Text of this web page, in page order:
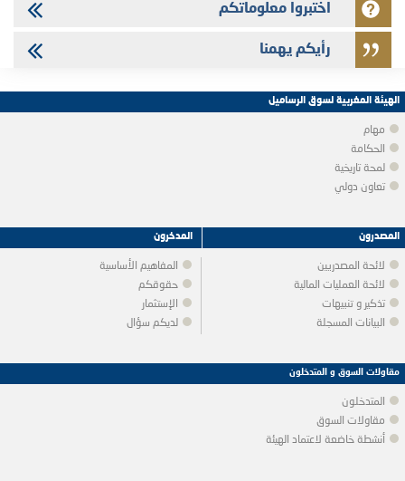
اختبروا معلوماتكم
رأيكم يهمنا
الهيئة المغربية لسوق الرساميل
مهام
الحكامة
لمحة تاريخية
تعاون دولي
المدخرون
المفاهيم الأساسية
حقوقكم
الإستثمار
لديكم سؤال
المصدرون
لائحة المصدريين
لائحة العمليات المالية
تذكير و تنبيهات
البيانات المسجلة
مقاولات السوق و المتدخلون
المتدخلون
مقاولات السوق
أنشطة خاضعة لاعتماد الهيئة